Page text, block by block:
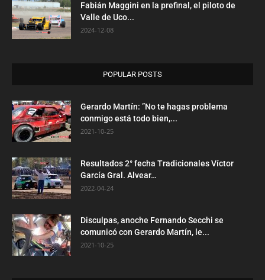
Fabián Maggini en la prefinal, el piloto de
Valle de Uco...
2024-12-08
POPULAR POSTS
Gerardo Martín: ”No te hagas problema
conmigo está todo bien,...
2021-10-25
Resultados 2° fecha Tradicionales Víctor
García Gral. Alvear…
2022-04-24
Disculpas, anoche Fernando Secchi se
comunicó con Gerardo Martín, le...
2021-10-25